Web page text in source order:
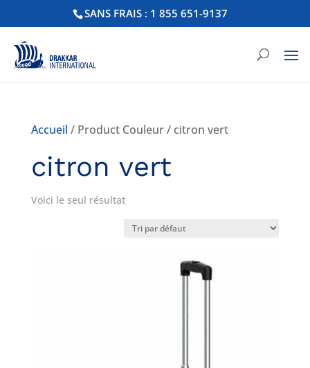
SANS FRAIS : 1 855 651-9137
Accueil / Product Couleur / citron vert
citron vert
Voici le seul résultat